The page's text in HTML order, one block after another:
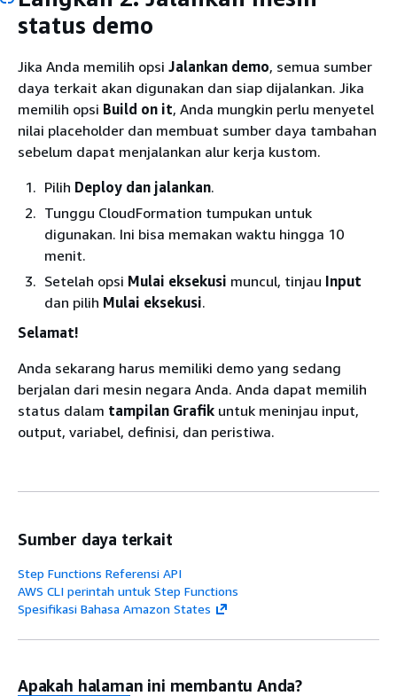
status demo
Jika Anda memilih opsi Jalankan demo, semua sumber
daya terkait akan digunakan dan siap dijalankan. Jika
memilih opsi Build on it, Anda mungkin perlu menyetel
nilai placeholder dan membuat sumber daya tambahan
sebelum dapat menjalankan alur kerja kustom.
Pilih Deploy dan jalankan.
Tunggu CloudFormation tumpukan untuk
digunakan. Ini bisa memakan waktu hingga 10
menit.
Setelah opsi Mulai eksekusi muncul, tinjau Input
dan pilih Mulai eksekusi.
Selamat!
Anda sekarang harus memiliki demo yang sedang
berjalan dari mesin negara Anda. Anda dapat memilih
status dalam tampilan Grafik untuk meninjau input,
output, variabel, definisi, dan peristiwa.
Sumber daya terkait
Step Functions Referensi API
AWS CLI perintah untuk Step Functions
Spesifikasi Bahasa Amazon States
Apakah halaman ini membantu Anda?